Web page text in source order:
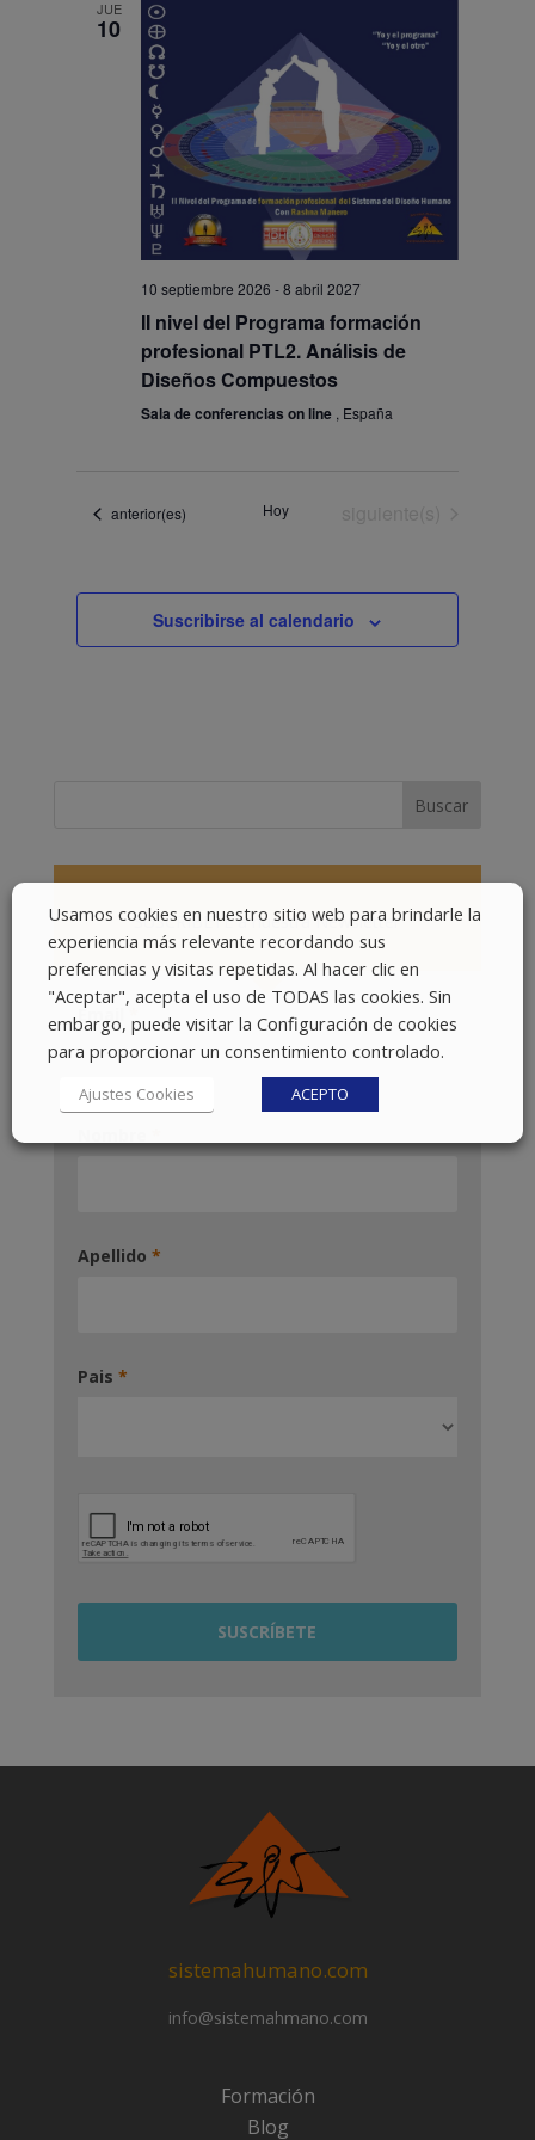
vistas
de
Eventos
JUE
10
10 septiembre 2026 -8 abril 2027
II nivel del Programa formación
profesional PTL2. Análisis de
Diseños Compuestos
Sala de conferencias on line , España
Eventos
anterior(es) Hoy
Suscribirse al calendario
SUSCRÍBETE a nuestra Newsletter
Email
Apellido *
Pais *
sistemahumano.com
info@sistemahmano.com
Formación
Blog
Usamos cookies en nuestro sitio web para brindarle la
experiencia más relevante recordando sus
preferencias y visitas repetidas. Al hacer clic en
"Aceptar", acepta el uso de TODAS las cookies. Sin
embargo, puede visitar la Configuración de cookies
para proporcionar un consentimiento controlado.
Ajustes Cookies ACEPTO